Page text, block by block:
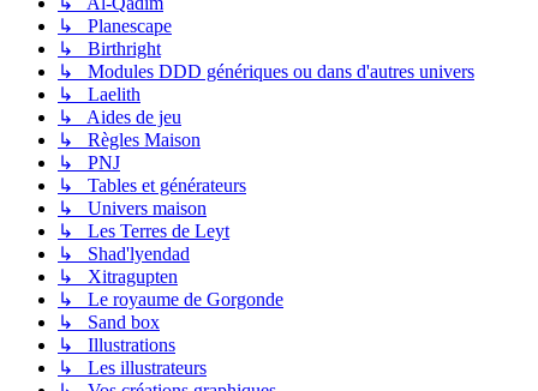
↳ Planescape
↳ Birthright
↳ Modules DDD génériques ou dans d'autres univers
↳ Laelith
↳ Aides de jeu
↳ Règles Maison
↳ PNJ
↳ Tables et générateurs
↳ Univers maison
↳ Les Terres de Leyt
↳ Shad'lyendad
↳ Xitragupten
↳ Le royaume de Gorgonde
↳ Sand box
↳ Illustrations
↳ Les illustrateurs